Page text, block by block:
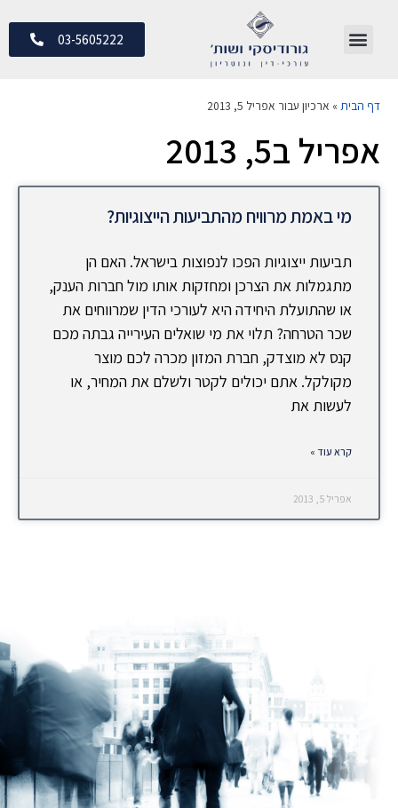
03-5605222
דף הבית » ארכיון עבור אפריל 5, 2013
אפריל ב5, 2013
מי באמת מרוויח מהתביעות הייצוגיות?
תביעות ייצוגיות הפכו לנפוצות בישראל. האם הן
מתגמלות את הצרכן ומחזקות אותו מול חברות הענק,
או שהתועלת היחידה היא לעורכי הדין שמרווחים את
שכר הטרחה? תלוי את מי שואלים העירייה גבתה מכם
קנס לא מוצדק, חברת המזון מכרה לכם מוצר
מקולקל. אתם יכולים לקטר ולשלם את המחיר, או
לעשות את
קרא עוד »
אפריל 5, 2013